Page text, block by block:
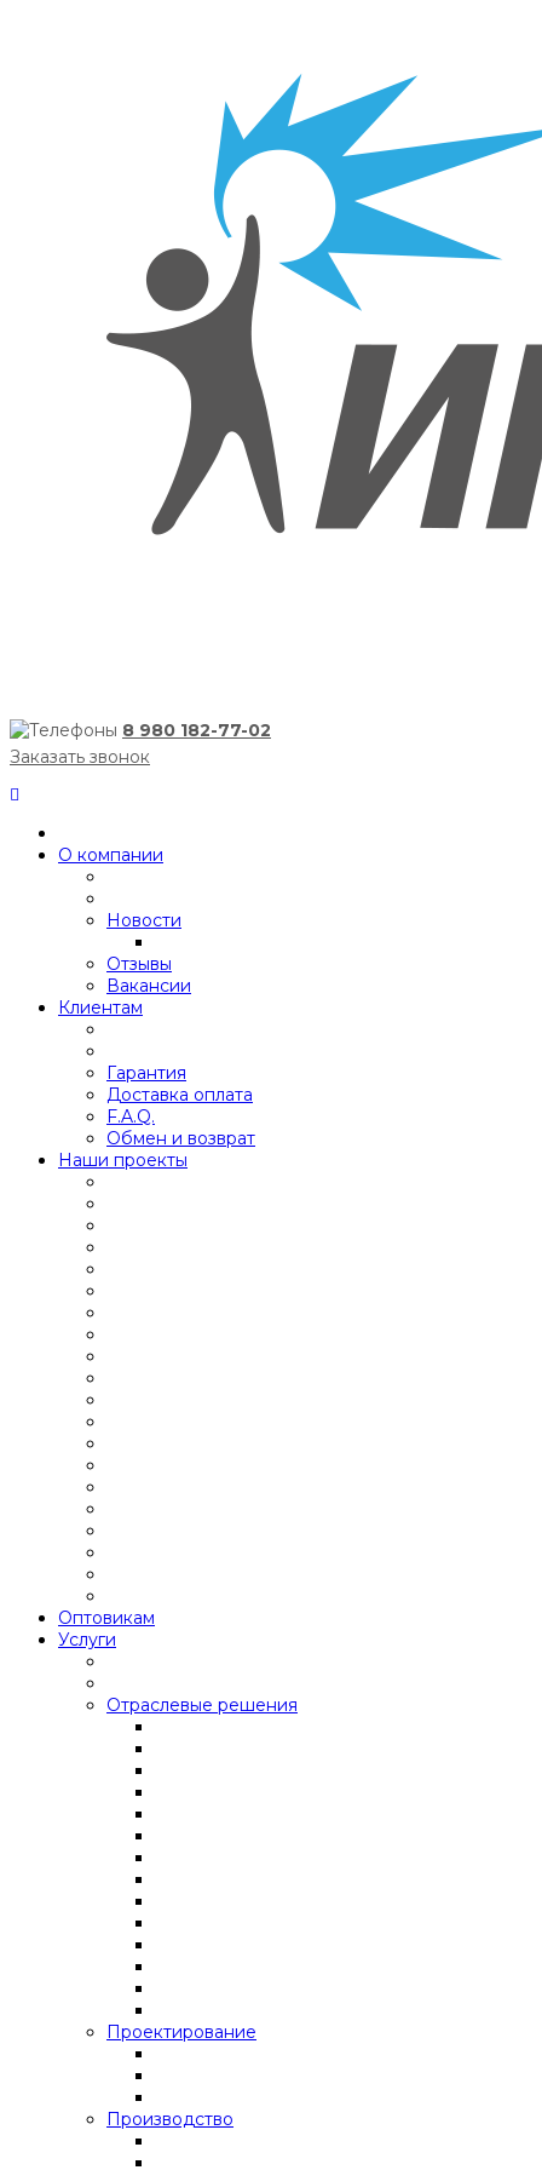
8 980 182-77-02
Заказать звонок
О компании
Новости
Отзывы
Вакансии
Клиентам
Гарантия
Доставка оплата
F.A.Q.
Обмен и возврат
Наши проекты
Оптовикам
Услуги
Отраслевые решения
Проектирование
Производство